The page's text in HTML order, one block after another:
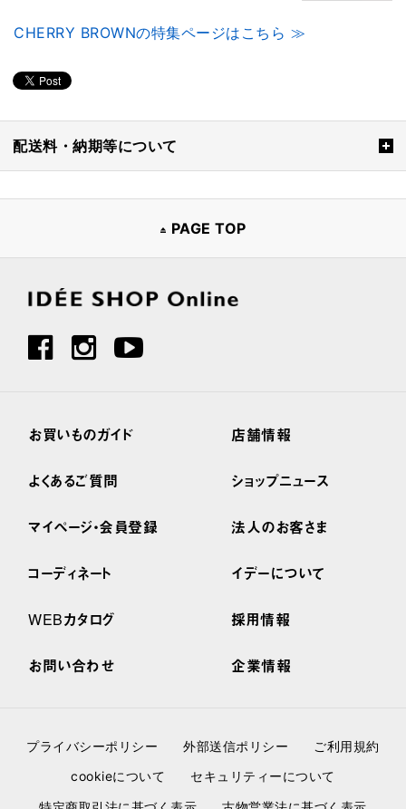
CHERRY BROWNの特集ページはこちら ≫
配送料・納期等について
PAGE TOP
お買いものガイド
よくあるご質問
マイページ・会員登録
コーディネート
WEBカタログ
お問い合わせ
店舗情報
ショップニュース
法人のお客さま
イデーについて
採用情報
企業情報
プライバシーポリシー 外部送信ポリシー
ご利用規約
cookieについて
セキュリティーについて